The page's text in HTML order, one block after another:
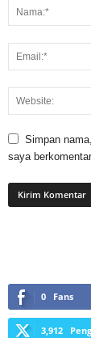
Simpan
saya
0 Fans
3,912